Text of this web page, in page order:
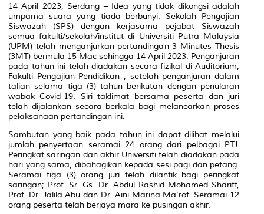
14 April 2023, Serdang – Idea yang tidak dikongsi adalah
umpama suara yang tiada berbunyi. Sekolah Pengajian
Siswazah (SPS) dengan kerjasama pejabat Siswazah
semua fakulti/sekolah/institut di Universiti Putra Malaysia
(UPM) telah menganjurkan pertandingan 3 Minutes Thesis
(3MT) bermula 15 Mac sehingga 14 April 2023. Penganjuran
pada tahun ini telah diadakan secara fizikal di Auditorium,
Fakulti Pengajian Pendidikan , setelah penganjuran dalam
talian selama tiga (3) tahun berikutan dengan penularan
wabak Covid-19. Siri taklimat bersama peserta dan juri
telah dijalankan secara berkala bagi melancarkan proses
pelaksanaan pertandingan ini.
Sambutan yang baik pada tahun ini dapat dilihat melalui
jumlah penyertaan seramai 24 orang dari pelbagai PTJ.
Peringkat saringan dan akhir Universiti telah diadakan pada
hari yang sama, dibahagikan kepada sesi pagi dan petang.
Seramai tiga (3) orang juri telah dilantik bagi peringkat
saringan; Prof. Sr. Gs. Dr. Abdul Rashid Mohamed Shariff,
Prof. Dr. Jalila Abu dan Dr. Aini Marina Ma’rof. Seramai 12
orang peserta telah berjaya mara ke pusingan akhir.